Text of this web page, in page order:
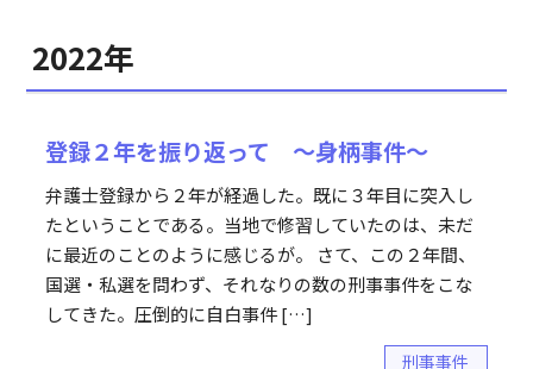
2022年
登録２年を振り返って ～身柄事件～
弁護士登録から２年が経過した。既に３年目に突入し
たということである。当地で修習していたのは、未だ
に最近のことのように感じるが。 さて、この２年間、
国選・私選を問わず、それなりの数の刑事事件をこな
してきた。圧倒的に自白事件 […]
刑事事件